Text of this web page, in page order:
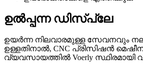
ഉൽപ്പന്ന ഡിസ്പ്ലേ
ഉയർന്ന നിലവാരമുള്ള സേവനവും
ഉള്ളതിനാൽ, CNC പ്രിസിഷൻ
വ്യവസായത്തിൽ Voerly സ്ഥിരമായി